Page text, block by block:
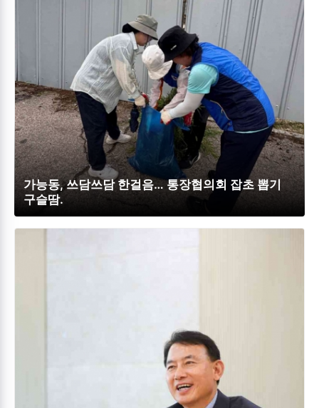
가능동, 쓰담쓰담 한걸음… 통장협의회 잡초 뽑기
구슬땀.